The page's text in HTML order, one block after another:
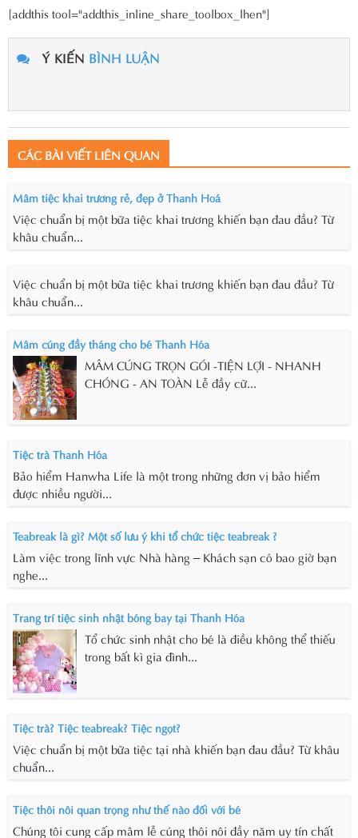
[addthis tool="addthis_inline_share_toolbox_lhen"]
Ý KIẾN BÌNH LUẬN
CÁC BÀI VIẾT LIÊN QUAN
Mâm tiệc khai trương rẻ, đẹp ở Thanh Hoá
Việc chuẩn bị một bữa tiệc khai trương khiến bạn đau đầu? Từ
khâu chuẩn...
Việc chuẩn bị một bữa tiệc khai trương khiến bạn đau đầu? Từ
khâu chuẩn...
Mâm cúng đầy tháng cho bé Thanh Hóa
MÂM CÚNG TRỌN GÓI -TIỆN LỢI - NHANH
CHÓNG - AN TOÀN Lễ đầy cữ...
Tiệc trà Thanh Hóa
Bảo hiểm Hanwha Life là một trong những đơn vị bảo hiểm
được nhiều người...
Teabreak là gì? Một số lưu ý khi tổ chức tiệc teabreak ?
Làm việc trong lĩnh vực Nhà hàng – Khách sạn có bao giờ bạn
nghe...
Trang trí tiệc sinh nhật bóng bay tại Thanh Hóa
Tổ chức sinh nhật cho bé là điều không thể thiếu
trong bất kì gia đình...
Tiệc trà? Tiệc teabreak? Tiệc ngọt?
Việc chuẩn bị một bữa tiệc tại nhà khiến bạn đau đầu? Từ khâu
chuẩn...
Tiệc thôi nôi quan trọng như thế nào đối với bé
Chúng tôi cung cấp mâm lễ cúng thôi nôi đầy năm uy tín chất